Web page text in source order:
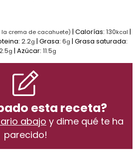
crema de cacahuete) |Calorías:130kcal |
2.2g |Grasa:6g |Grasa saturada:
g |Azúcar:11.5g
esta receta?
abajo y dime qué te ha
parecido!